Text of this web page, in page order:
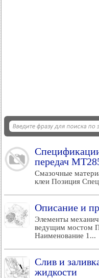
передач
Смазочные
клеи Позиция
Описание и
Элементы
ведущим мостом
Наименование 1...
Слив и
жидкости